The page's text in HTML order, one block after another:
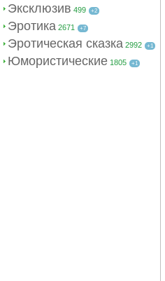
Эксклюзив 499 +2
Эротика 2671 +7
Эротическая сказка 2992 +1
Юмористические 1805 +1